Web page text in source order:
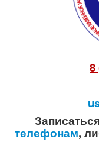
8
телефонам,